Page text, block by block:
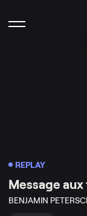
REPLAY
Message
BENJAMIN